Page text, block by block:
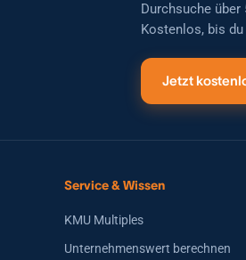
Durchsuche über
Kostenlos, bis
Jetzt
Service & Wissen
KMU Multiples
Unternehmenswert berechnen